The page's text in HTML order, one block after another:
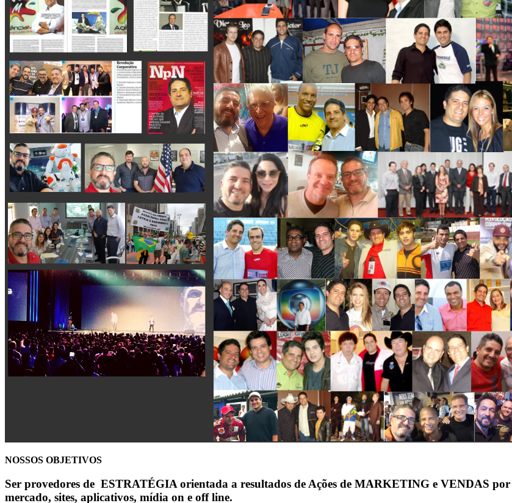
NOSSOS OBJETIVOS
Ser provedores de ESTRATÉGIA orientada a resultados de Ações de MARKETING e VENDAS
mercado, sites, aplicativos, mídia on e off line.